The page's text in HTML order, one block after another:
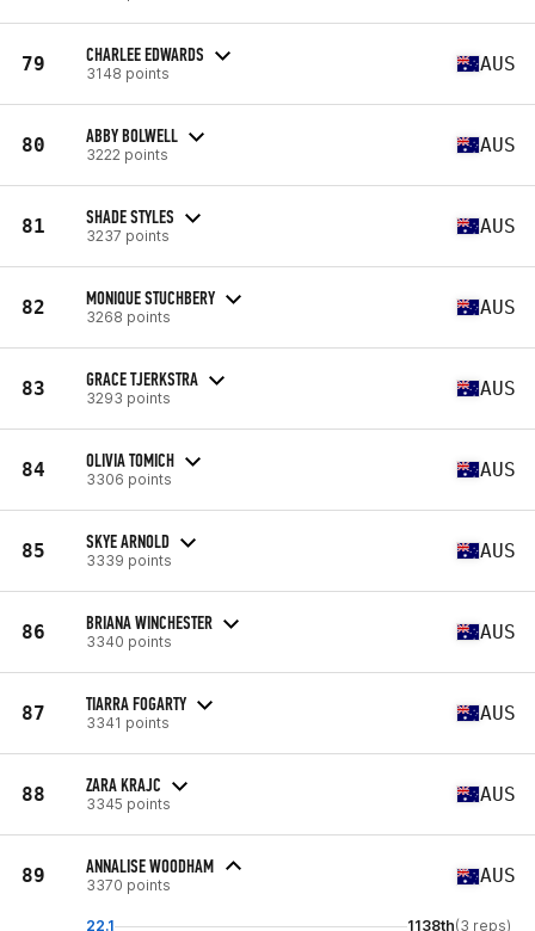
79 CHARLEE EDWARDS
3148 points AUS
80 ABBY BOLWELL
3222 points AUS
81 SHADE STYLES
3237 points AUS
82 MONIQUE STUCHBERY
3268 points AUS
83 GRACE TJERKSTRA
3293 points AUS
84 OLIVIA TOMICH
3306 points AUS
85 SKYE ARNOLD
3339 points AUS
86 BRIANA WINCHESTER
3340 points AUS
87 TIARRA FOGARTY
3341 points AUS
88 ZARA KRAJC
3345 points AUS
89 ANNALISE WOODHAM
3370 points AUS
22.1 1138th(3 reps)